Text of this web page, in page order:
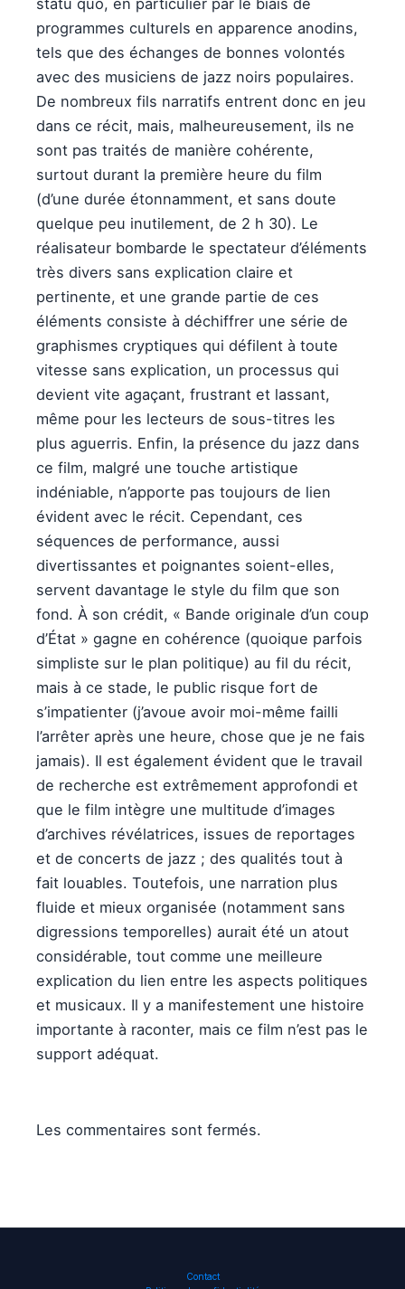
programmes culturels en apparence anodins,
tels que des échanges de bonnes volontés
avec des musiciens de jazz noirs populaires.
De nombreux fils narratifs entrent donc en jeu
dans ce récit, mais, malheureusement, ils ne
sont pas traités de manière cohérente,
surtout durant la première heure du film
(d’une durée étonnamment, et sans doute
quelque peu inutilement, de 2 h 30). Le
réalisateur bombarde le spectateur d’éléments
très divers sans explication claire et
pertinente, et une grande partie de ces
éléments consiste à déchiffrer une série de
graphismes cryptiques qui défilent à toute
vitesse sans explication, un processus qui
devient vite agaçant, frustrant et lassant,
même pour les lecteurs de sous-titres les
plus aguerris. Enfin, la présence du jazz dans
ce film, malgré une touche artistique
indéniable, n’apporte pas toujours de lien
évident avec le récit. Cependant, ces
séquences de performance, aussi
divertissantes et poignantes soient-elles,
servent davantage le style du film que son
fond. À son crédit, « Bande originale d’un coup
d’État » gagne en cohérence (quoique parfois
simpliste sur le plan politique) au fil du récit,
mais à ce stade, le public risque fort de
s’impatienter (j’avoue avoir moi-même failli
l’arrêter après une heure, chose que je ne fais
jamais). Il est également évident que le travail
de recherche est extrêmement approfondi et
que le film intègre une multitude d’images
d’archives révélatrices, issues de reportages
et de concerts de jazz ; des qualités tout à
fait louables. Toutefois, une narration plus
fluide et mieux organisée (notamment sans
digressions temporelles) aurait été un atout
considérable, tout comme une meilleure
explication du lien entre les aspects politiques
et musicaux. Il y a manifestement une histoire
importante à raconter, mais ce film n’est pas le
support adéquat.
Les commentaires sont fermés.
Contact